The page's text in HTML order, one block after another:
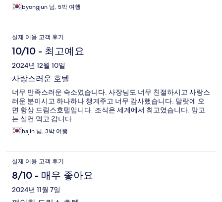
byongjun 님, 5박 여행
실제 이용 고객 후기
10/10 - 최고예요
2024년 12월 10일
사랑스러운 호텔
너무 만족스러운 숙소였습니다. 사장님도 너무 친절하시고 사랑스
러운 분이시고 하나하나 챙겨주고 너무 감사했습니다. 달랏에 오
면 항상 드림스호텔입니다. 조식은 세계에서 최고였습니다. 망고
는 실컨 먹고 갑니다
hajin 님, 3박 여행
실제 이용 고객 후기
8/10 - 매우 좋아요
2024년 11월 7일